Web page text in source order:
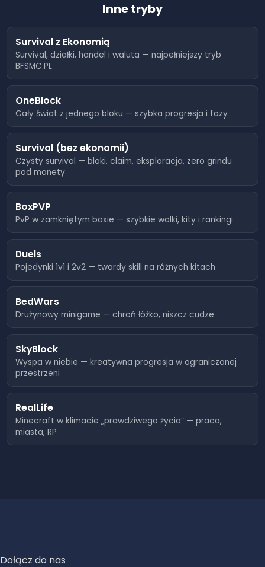
0
8.08.2026, 02:00
8.08.2026, 01:50
8.08.2026, 01:40
8.08.2026, 01:30 0
8.08.2026, 01:20
8.08.2026, 01:10
8.08.2026, 00:50 0
8.08.2026, 00:40
8.08.2026, 00:20
8.08.2026, 00:10 0
8.08.2026, 00:00
7.08.2026, 23:40
7.08.2026, 23:30
7.08.2026, 22:40
Inne tryby
Survival z Ekonomią
Survival, działki, handel i waluta — najpełniejszy tryb
BFSMC.PL
OneBlock
Cały świat z jednego bloku — szybka progresja i fazy
Survival (bez ekonomii)
Czysty survival — bloki, claim, eksploracja, zero grindu
pod monety
BoxPVP
PvP w zamkniętym boxie — szybkie walki, kity i rankingi
Duels
Pojedynki 1v1 i 2v2 — twardy skill na różnych kitach
BedWars
Drużynowy minigame — chroń łóżko, niszcz cudze
SkyBlock
Wyspa w niebie — kreatywna progresja w ograniczonej
przestrzeni
RealLife
Minecraft w klimacie „prawdziwego życia” — praca,
miasta, RP
Dołącz do nas